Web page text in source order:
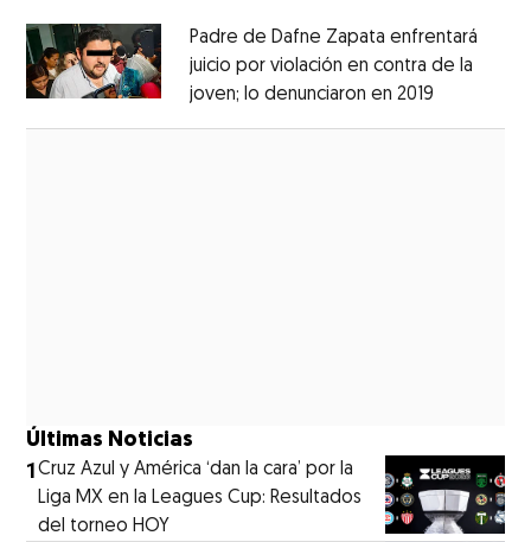
Padre de Dafne Zapata enfrentará
juicio por violación en contra de la
joven; lo denunciaron en 2019
Últimas Noticias
1Cruz Azul y América ‘dan la cara’ por la
Liga MX en la Leagues Cup: Resultados
del torneo HOY